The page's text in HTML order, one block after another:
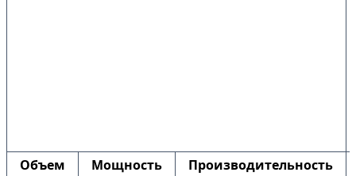
Объем
Мощность
Производительность